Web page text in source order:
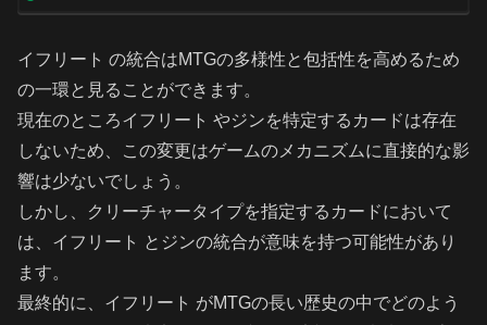
イフリート の統合はMTGの多様性と包括性を高めるため
の一環と見ることができます。
現在のところイフリート やジンを特定するカードは存在
しないため、この変更はゲームのメカニズムに直接的な影
響は少ないでしょう。
しかし、クリーチャータイプを指定するカードにおいて
は、イフリート とジンの統合が意味を持つ可能性があり
ます。
最終的に、イフリート がMTGの長い歴史の中でどのよう